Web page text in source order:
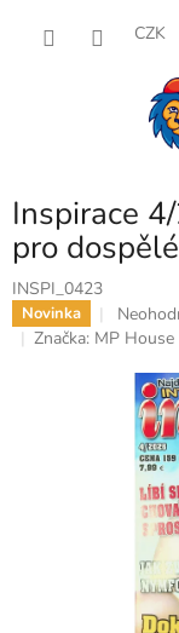
CZK
Inspirace
pro dospělé
INSPI_0423
Novinka
0,0
Značka: MP House